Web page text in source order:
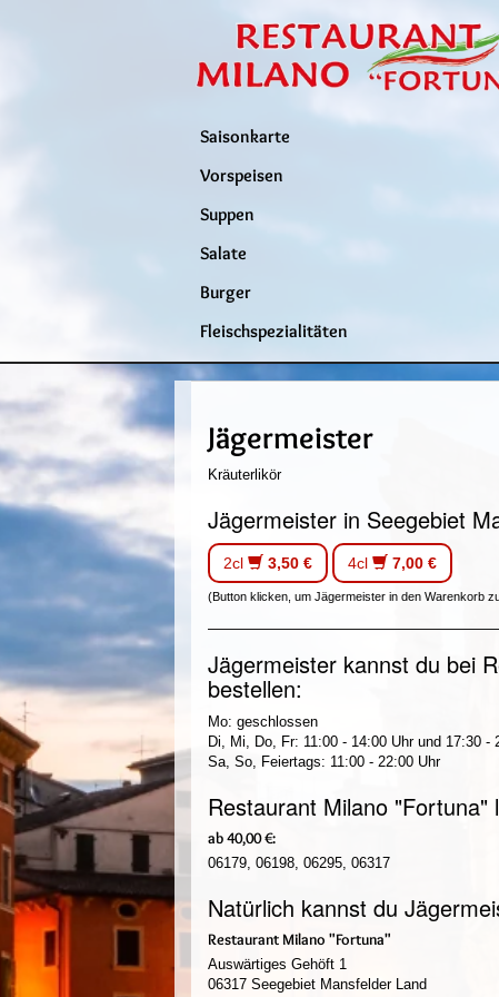
Saisonkarte
Vorspeisen
Suppen
Salate
Burger
Fleischspezialitäten
Jägermeister
Kräuterlikör
Jägermeister in Seegebiet
2cl 3,50 € 4cl 7,00 €
(Button klicken, um Jägermeister in den Warenkorb
Jägermeister kannst du bei
bestellen:
Mo: geschlossen
Di, Mi, Do, Fr: 11:00 - 14:00 Uhr und 17:30 -
Sa, So, Feiertags: 11:00 - 22:00 Uhr
Restaurant Milano
ab 40,00 €:
06179, 06198, 06295, 06317
Natürlich kannst du
Restaurant Milano "Fortuna"
Auswärtiges Gehöft 1
06317 Seegebiet Mansfelder Land